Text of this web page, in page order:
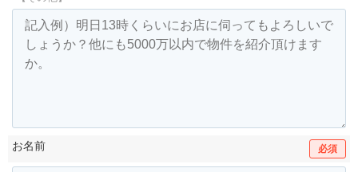
お名前 必須